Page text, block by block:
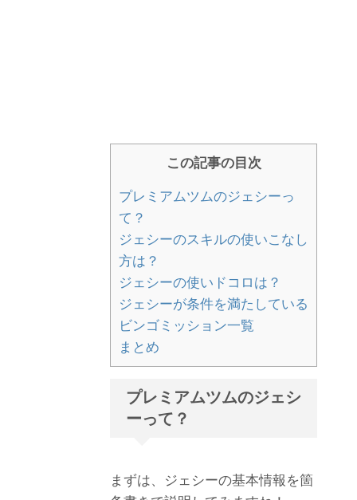
この記事の目次
プレミアムツムのジェシーっ
て？
ジェシーのスキルの使いこなし
方は？
ジェシーの使いドコロは？
ジェシーが条件を満たしている
ビンゴミッション一覧
まとめ
プレミアムツムのジェシ
ーって？
まずは、ジェシーの基本情報を箇